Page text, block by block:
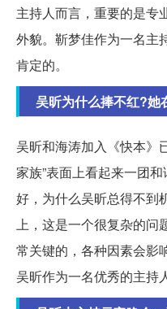
主持人而言，重要的是专
外貌。靳梦佳作为一名主
肯定的。
吴昕为什么捧不红?她
吴昕和海涛加入《快本》
家族”表面上看起来一团
好，为什么吴昕总得不到
上，这是一个很复杂的问
常关键的，各种因素会影
吴昕作为一名优秀的主持